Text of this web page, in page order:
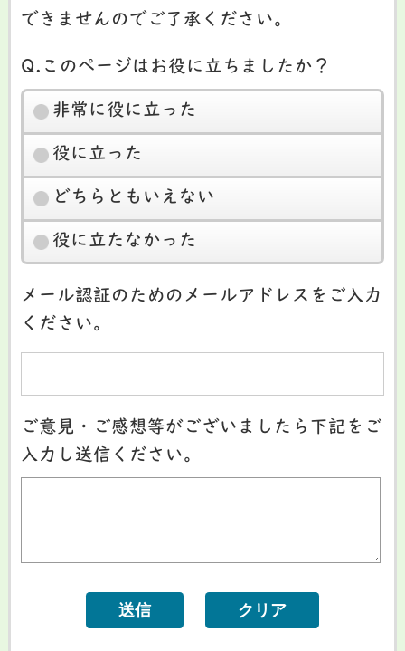
できませんのでご了承ください。
Q.このページはお役に立ちましたか？
非常に役に立った
役に立った
どちらともいえない
役に立たなかった
メール認証のためのメールアドレスをご入力
ください。
ご意見・ご感想等がございましたら下記をご
入力し送信ください。